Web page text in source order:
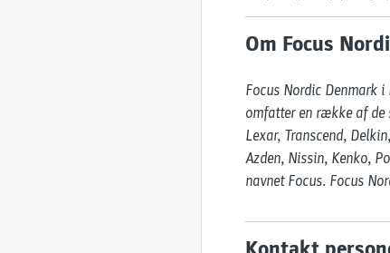
Om Focus
Focus Nordic Denmark
omfatter en række af de
Lexar, Transcend,
Azden, Nissin, Kenko,
navnet Focus. Focus